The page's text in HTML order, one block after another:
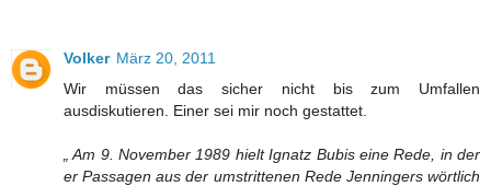
Volker März 20, 2011
Wir müssen das sicher nicht bis zum Umfallen
ausdiskutieren. Einer sei mir noch gestattet.
„ Am 9. November 1989 hielt Ignatz Bubis eine Rede, in der
er Passagen aus der umstrittenen Rede Jenningers wörtlich